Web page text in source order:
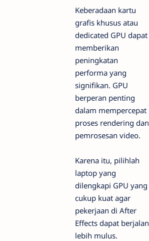
Keberadaan kartu
grafis khusus atau
dedicated GPU dapat
memberikan
peningkatan
performa yang
signifikan. GPU
berperan penting
dalam mempercepat
proses rendering dan
pemrosesan video.
Karena itu, pilihlah
laptop yang
dilengkapi GPU yang
cukup kuat agar
pekerjaan di After
Effects dapat berjalan
lebih mulus.